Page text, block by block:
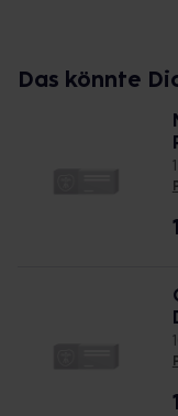
Das könnte